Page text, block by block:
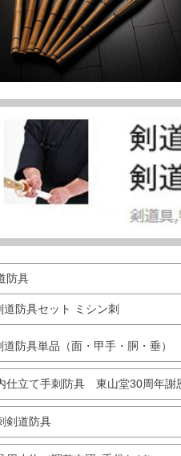
防具
道防具セット ミシン刺
道防具単品（面・甲手・胴・垂）
仕立て手刺防具 東山堂30周年謝
剣道防具